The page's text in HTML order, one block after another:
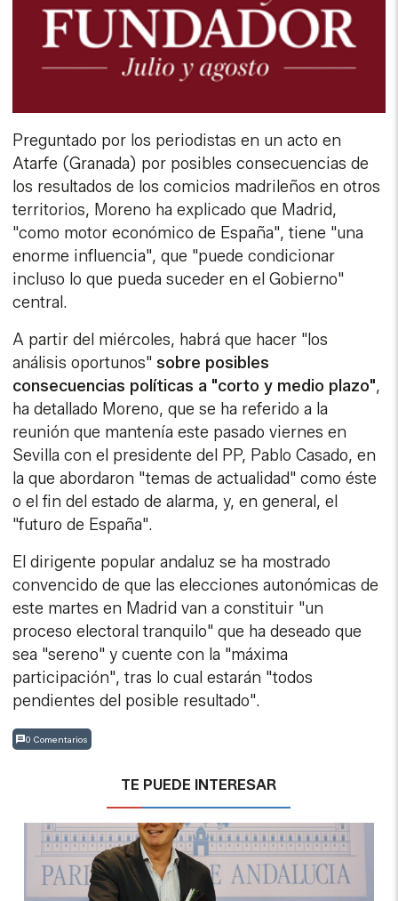
Preguntado por los periodistas en un acto en
Atarfe (Granada) por posibles consecuencias de
los resultados de los comicios madrileños en otros
territorios, Moreno ha explicado que Madrid,
"como motor económico de España", tiene "una
enorme influencia", que "puede condicionar
incluso lo que pueda suceder en el Gobierno"
central.
A partir del miércoles, habrá que hacer "los
análisis oportunos"sobre posibles
consecuencias políticas a "corto y medio plazo",
ha detallado Moreno, que se ha referido a la
reunión que mantenía este pasado viernes en
Sevilla con el presidente del PP, Pablo Casado, en
la que abordaron "temas de actualidad" como éste
o el fin del estado de alarma, y, en general, el
"futuro de España".
El dirigente popular andaluz se ha mostrado
convencido de que las elecciones autonómicas de
este martes en Madrid van a constituir "un
proceso electoral tranquilo" que ha deseado que
sea "sereno" y cuente con la "máxima
participación", tras lo cual estarán "todos
pendientes del posible resultado".
0 Comentarios
TE PUEDE INTERESAR